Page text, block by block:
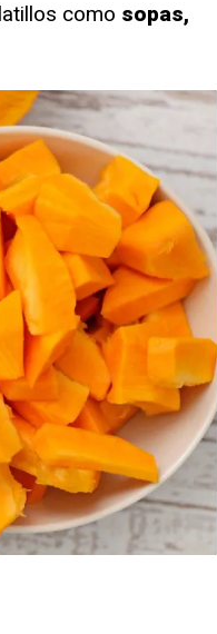
como sopas,